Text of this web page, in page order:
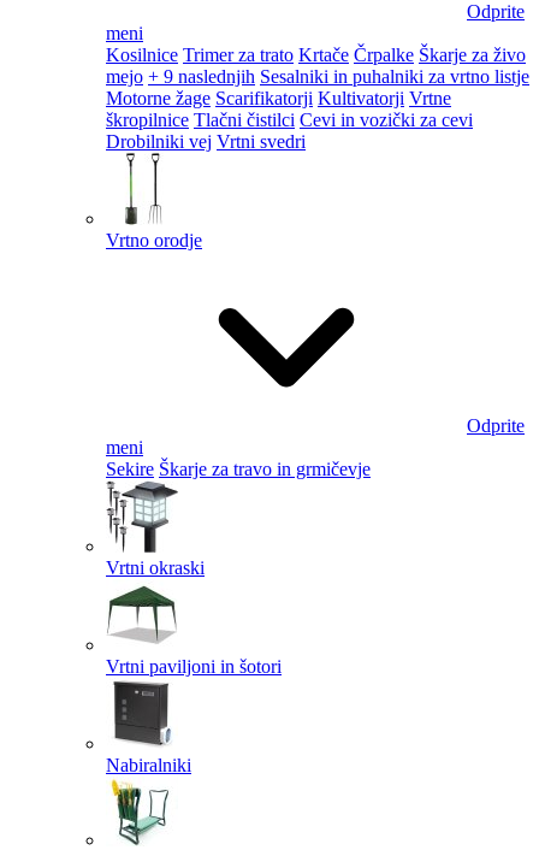
Odprite
meni
Kosilnice Trimer za trato Krtače Črpalke Škarje za živo
mejo + 9 naslednjih Sesalniki in puhalniki za vrtno listje
Motorne žage Scarifikatorji Kultivatorji Vrtne
škropilnice Tlačni čistilci Cevi in vozički za cevi
Drobilniki vej Vrtni svedri
Vrtno orodje
Odprite
meni
Sekire Škarje za travo in grmičevje
Vrtni okraski
Vrtni paviljoni in šotori
Nabiralniki